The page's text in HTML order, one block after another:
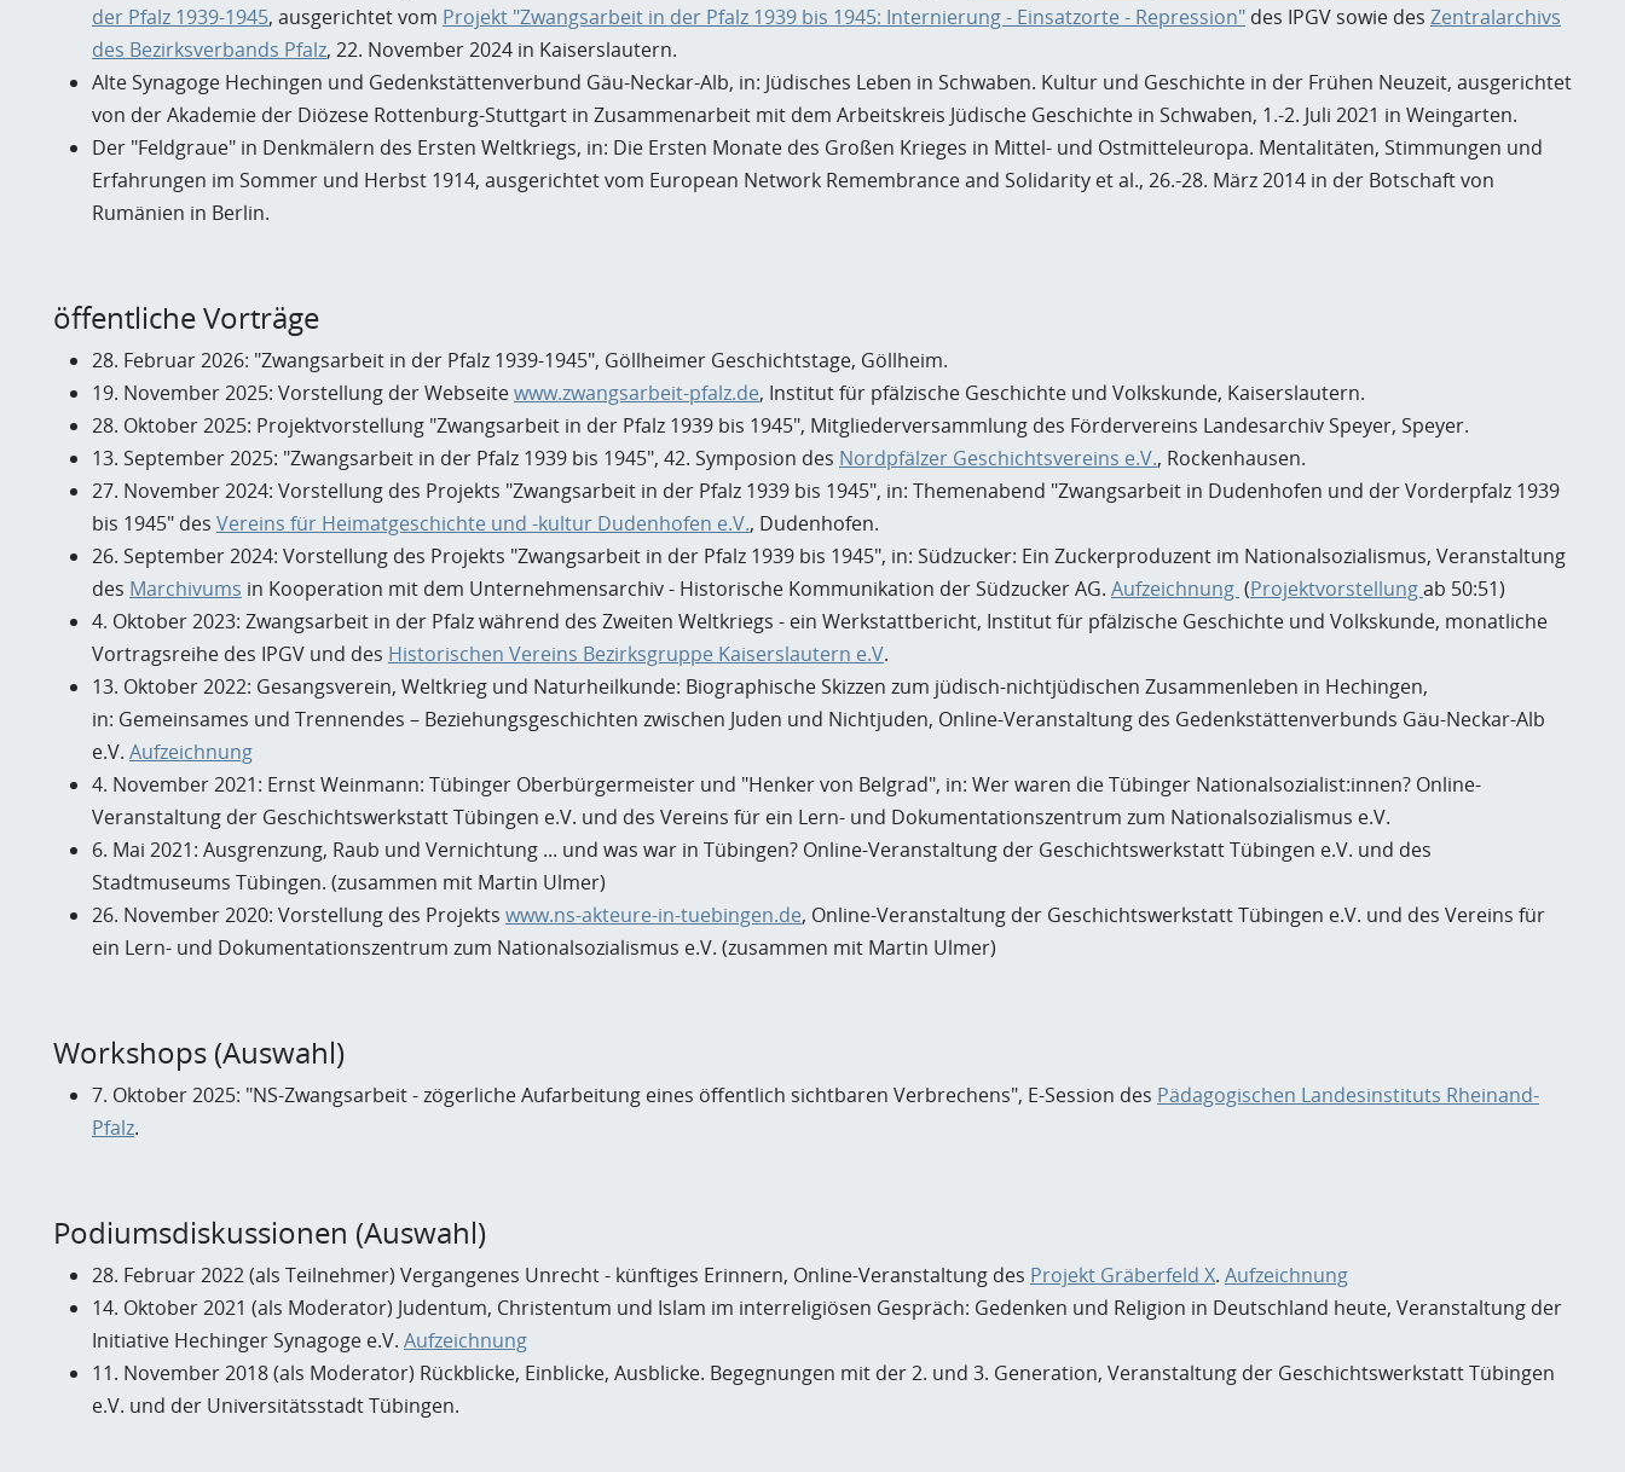
der Pfalz 1939-1945, ausgerichtet vom Projekt "Zwangsarbeit in der Pfalz 1939 bis 1945: Internierung - Einsatzorte - Repression" des IPGV sowie des Zentralarchivs
des Bezirksverbands Pfalz, 22. November 2024 in Kaiserslautern.
Alte Synagoge Hechingen und Gedenkstättenverbund Gäu-Neckar-Alb, in: Jüdisches Leben in Schwaben. Kultur und Geschichte in der Frühen Neuzeit, ausgerichtet
von der Akademie der Diözese Rottenburg-Stuttgart in Zusammenarbeit mit dem Arbeitskreis Jüdische Geschichte in Schwaben, 1.-2. Juli 2021 in Weingarten.
Der "Feldgraue" in Denkmälern des Ersten Weltkriegs, in: Die Ersten Monate des Großen Krieges in Mittel- und Ostmitteleuropa. Mentalitäten, Stimmungen und
Erfahrungen im Sommer und Herbst 1914, ausgerichtet vom European Network Remembrance and Solidarity et al., 26.-28. März 2014 in der Botschaft von
Rumänien in Berlin.
öffentliche Vorträge
28. Februar 2026: "Zwangsarbeit in der Pfalz 1939-1945", Göllheimer Geschichtstage, Göllheim.
19. November 2025: Vorstellung der Webseitewww.zwangsarbeit-pfalz.de, Institut für pfälzische Geschichte und Volkskunde, Kaiserslautern.
28. Oktober 2025: Projektvorstellung "Zwangsarbeit in der Pfalz 1939 bis 1945", Mitgliederversammlung des Fördervereins Landesarchiv Speyer, Speyer.
13. September 2025: "Zwangsarbeit in der Pfalz 1939 bis 1945", 42. Symposion des Nordpfälzer Geschichtsvereins e.V., Rockenhausen.
27. November 2024: Vorstellung des Projekts "Zwangsarbeit in der Pfalz 1939 bis 1945", in: Themenabend "Zwangsarbeit in Dudenhofen und der Vorderpfalz 1939
bis 1945" des Vereins für Heimatgeschichte und -kultur Dudenhofen e.V., Dudenhofen.
26. September 2024: Vorstellung des Projekts "Zwangsarbeit in der Pfalz 1939 bis 1945", in: Südzucker: Ein Zuckerproduzent im Nationalsozialismus, Veranstaltung
des Marchivums in Kooperation mit dem Unternehmensarchiv - Historische Kommunikation der Südzucker AG. Aufzeichnung (Projektvorstellungab 50:51)
4. Oktober 2023: Zwangsarbeit in der Pfalz während des Zweiten Weltkriegs - ein Werkstattbericht, Institut für pfälzische Geschichte und Volkskunde, monatliche
Vortragsreihe des IPGV und des Historischen Vereins Bezirksgruppe Kaiserslautern e.V.
13. Oktober 2022: Gesangsverein, Weltkrieg und Naturheilkunde: Biographische Skizzen zum jüdisch-nichtjüdischen Zusammenleben in Hechingen,
in: Gemeinsames und Trennendes – Beziehungsgeschichten zwischen Juden und Nichtjuden, Online-Veranstaltung des Gedenkstättenverbunds Gäu-Neckar-Alb
e.V. Aufzeichnung
4. November 2021: Ernst Weinmann: Tübinger Oberbürgermeister und "Henker von Belgrad", in: Wer waren die Tübinger Nationalsozialist:innen? Online-
Veranstaltung der Geschichtswerkstatt Tübingen e.V. und des Vereins für ein Lern- und Dokumentationszentrum zum Nationalsozialismus e.V.
6. Mai 2021: Ausgrenzung, Raub und Vernichtung ... und was war in Tübingen? Online-Veranstaltung der Geschichtswerkstatt Tübingen e.V. und des
Stadtmuseums Tübingen. (zusammen mit Martin Ulmer)
26. November 2020: Vorstellung des Projekts www.ns-akteure-in-tuebingen.de, Online-Veranstaltung der Geschichtswerkstatt Tübingen e.V. und des Vereins für
ein Lern- und Dokumentationszentrum zum Nationalsozialismus e.V. (zusammen mit Martin Ulmer)
Workshops (Auswahl)
7. Oktober 2025: "NS-Zwangsarbeit - zögerliche Aufarbeitung eines öffentlich sichtbaren Verbrechens", E-Session des Pädagogischen Landesinstituts Rheinand-
Pfalz.
Podiumsdiskussionen (Auswahl)
28. Februar 2022 (als Teilnehmer) Vergangenes Unrecht - künftiges Erinnern, Online-Veranstaltung des Projekt Gräberfeld X. Aufzeichnung
14. Oktober 2021 (als Moderator) Judentum, Christentum und Islam im interreligiösen Gespräch: Gedenken und Religion in Deutschland heute, Veranstaltung der
Initiative Hechinger Synagoge e.V. Aufzeichnung
11. November 2018 (als Moderator) Rückblicke, Einblicke, Ausblicke. Begegnungen mit der 2. und 3. Generation, Veranstaltung der Geschichtswerkstatt Tübingen
e.V. und der Universitätsstadt Tübingen.